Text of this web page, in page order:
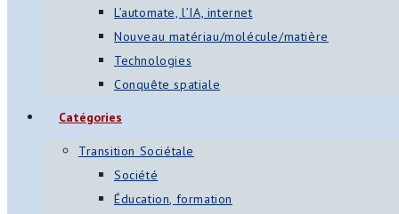
L’automate, l’IA, internet
Nouveau matériau/molécule/matière
Technologies
Conquête spatiale
Catégories
Transition Sociétale
Société
Éducation, formation